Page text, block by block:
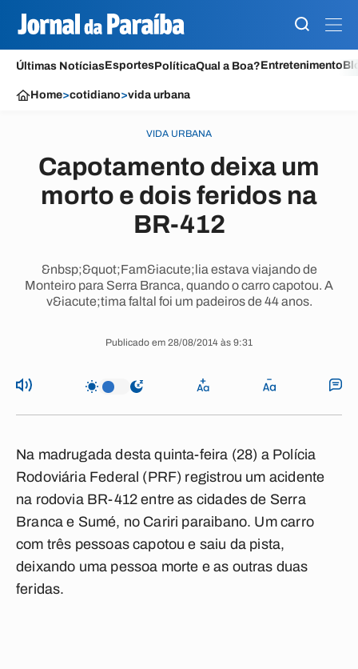
Últimas NotíciasEsportesPolíticaQual a Boa?Entretenimento
Home>cotidiano>vida urbana
VIDA URBANA
Capotamento deixa um
morto e dois feridos na
BR-412
&nbsp;&quot;Fam&iacute;lia estava viajando de
Monteiro para Serra Branca, quando o carro capotou. A
v&iacute;tima faltal foi um padeiros de 44 anos.
Publicado em 28/08/2014 às 9:31
Na madrugada desta quinta-feira (28) a Polícia
Rodoviária Federal (PRF) registrou um acidente
na rodovia BR-412 entre as cidades de Serra
Branca e Sumé, no Cariri paraibano. Um carro
com três pessoas capotou e saiu da pista,
deixando uma pessoa morte e as outras duas
feridas.